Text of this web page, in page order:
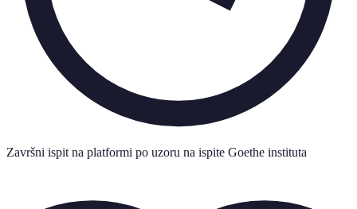
Završni ispit na platformi po uzoru na ispite Goethe instituta